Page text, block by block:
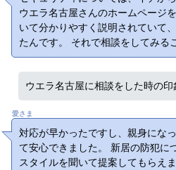
ウエラ名古屋さんのホームページ
いて分かりやすく説明されていて
たんです。 それで相談をしてみる
ウエラ名古屋に相談をした時の印
愛さま
対応が早かったですし、親身にな
て安心できました。 新居の防犯に
スタイルを聞いて提案してもらえ